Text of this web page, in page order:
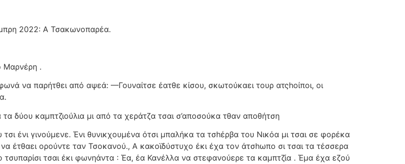
2022: Α Τσακωνοπαρέα.
Μαρνέρη .
να παρήτθει από αψεά: —Γουναίτσε έατθε κίσου, σκωτούκαει τουρ ατςhοίποι, οι
δύου καμπτζιούλια μι από τα χεράτζα τσαι σ’αποσούκα τθαν αποθήτση
ένι γινούμενε. Ένι θυνικχουμένα ότσι μπαλήκα τα τσhέρβα του Νικόα μι τσαι σε φορέκα
έτθαει ορούντε ταν Τσοκανού., Α κακοϊδύστυχο έκι έχα τον άτσhωπο σι τσαι τα τέσσερα
τσυπαρίσι τσαι έκι φωνηάντα : Έα, έα Κανέλλα να στεφανούερε τα καμπτζία . Έμα έχα εζού